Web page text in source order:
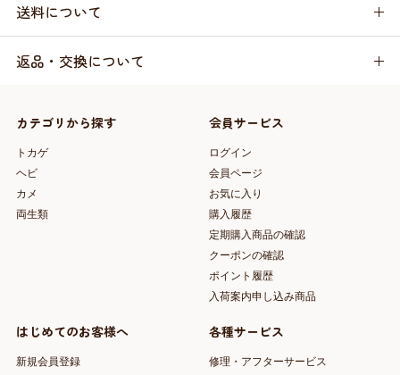
送料について
返品・交換について
カテゴリから探す
トカゲ
ヘビ
カメ
両生類
会員サービス
ログイン
会員ページ
お気に入り
購入履歴
定期購入商品の確認
クーポンの確認
ポイント履歴
入荷案内申し込み商品
はじめてのお客様へ
新規会員登録
各種サービス
修理・アフターサービス